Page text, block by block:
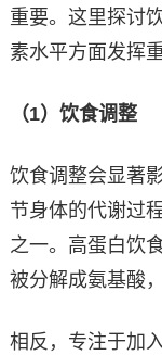
重要。这里探讨
素水平方面发挥
（1）饮食调整
饮食调整会显著
节身体的代谢过
之一。高蛋白饮
被分解成氨基酸
相反，专注于加